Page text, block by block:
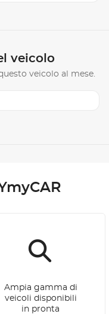
veicolo
veicolo al mese.
Ampia gamma di
veicoli disponibili
in pronta